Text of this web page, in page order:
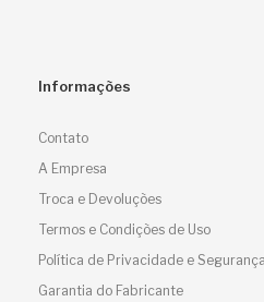
Informações
Contato
A Empresa
Troca e Devoluções
Termos e Condições de Uso
Política de Privacidade e Segurança
Garantia do Fabricante